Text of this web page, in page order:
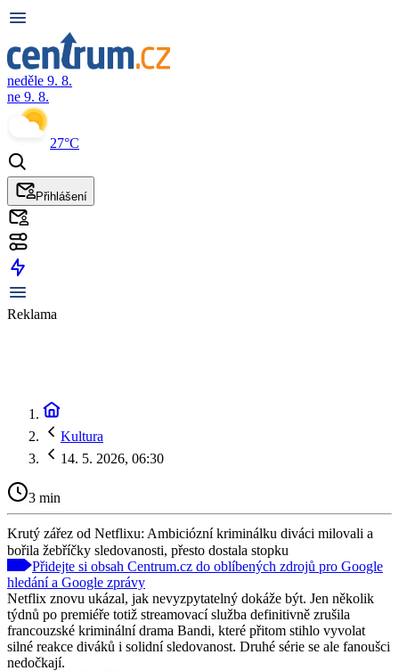
neděle 9. 8.
ne 9. 8.
27°C
Přihlášení
Reklama
Kultura
14. 5. 2026, 06:30
3 min
Krutý zářez od Netflixu: Ambiciózní kriminálku diváci milovali a
bořila žebříčky sledovanosti, přesto dostala stopku
Přidejte si obsah Centrum.cz do oblíbených zdrojů pro Google
hledání a Google zprávy
Netflix znovu ukázal, jak nevyzpytatelný dokáže být. Jen několik
týdnů po premiéře totiž streamovací služba definitivně zrušila
francouzské kriminální drama Bandi, které přitom stihlo vyvolat
silné reakce diváků i solidní sledovanost. Druhé série se ale fanoušci
nedočkají.